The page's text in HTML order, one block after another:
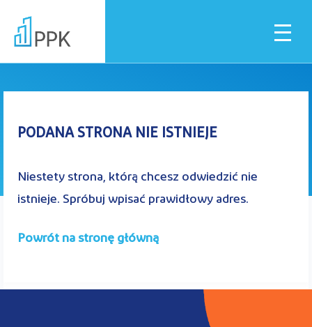
Dla pracodawcy
Błąd 404
PODANA STRONA NIE ISTNIEJE
Niestety strona, którą chcesz odwiedzić nie
istnieje. Spróbuj wpisać prawidłowy adres.
Powrót na stronę główną